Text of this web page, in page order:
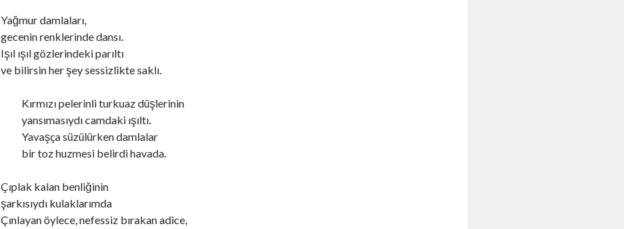
Yağmur damlaları,
gecenin renklerinde dansı.
Işıl ışıl gözlerindeki parıltı
ve bilirsin her şey sessizlikte saklı.
Kırmızı pelerinli turkuaz düşlerinin
yansımasıydı camdaki ışıltı.
Yavaşça süzülürken damlalar
bir toz huzmesi belirdi havada.
Çıplak kalan benliğinin
şarkısıydı kulaklarımda
Çınlayan öylece, nefessiz bırakan adice,